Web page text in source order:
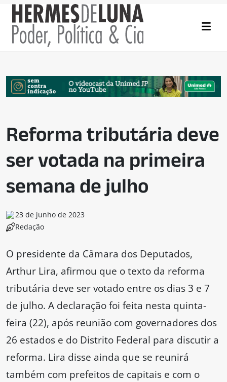
Reforma tributária deve
ser votada na primeira
semana de julho
23 de junho de 2023
Redação
O presidente da Câmara dos Deputados,
Arthur Lira, afirmou que o texto da reforma
tributária deve ser votado entre os dias 3 e 7
de julho. A declaração foi feita nesta quinta-
feira (22), após reunião com governadores dos
26 estados e do Distrito Federal para discutir a
reforma. Lira disse ainda que se reunirá
também com prefeitos de capitais e com o